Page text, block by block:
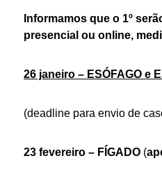
Informamos que o 1º
presencial ou online,
26 janeiro – ESÓFAGO e
(deadline para envio de
23 fevereiro – FÍGADO (